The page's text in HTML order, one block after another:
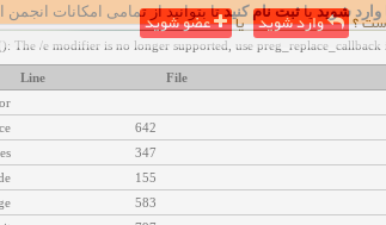
وارد شویدیاثبت نام کنیدتا بتوانید از تمامی امکانات انجمن
The /e modifier is no longer supported, use
File
Line
642
347
155
583
؟ وارد شوید یا عضو شوید